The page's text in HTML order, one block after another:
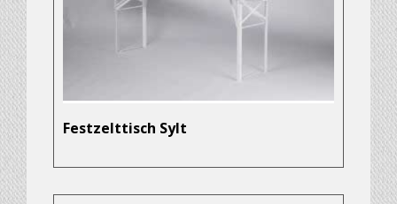
Festzelttisch Sylt